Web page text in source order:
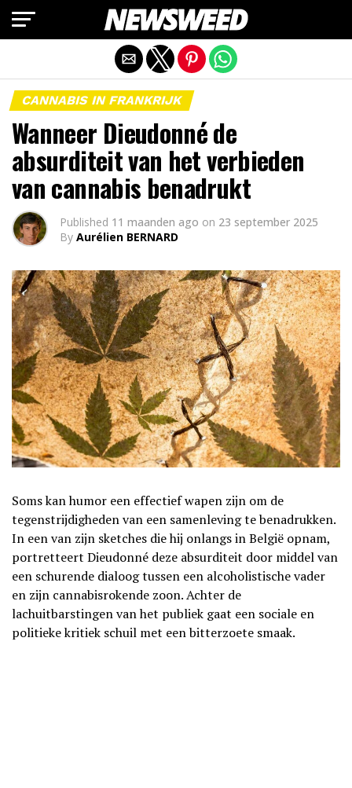
CANNABIS IN FRANKRIJK
Wanneer Dieudonné de
absurditeit van het verbieden
van cannabis benadrukt
Published 11 maanden ago on 23 september 2025
By Aurélien BERNARD
Soms kan humor een effectief wapen zijn om de
tegenstrijdigheden van een samenleving te benadrukken.
In een van zijn sketches die hij onlangs in België opnam,
portretteert Dieudonné deze absurditeit door middel van
een schurende dialoog tussen een alcoholistische vader
en zijn cannabisrokende zoon. Achter de
lachuitbarstingen van het publiek gaat een sociale en
politieke kritiek schuil met een bitterzoete smaak.
Mobiele versie afsluiten